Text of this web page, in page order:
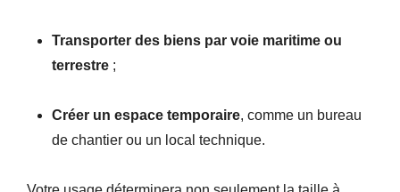
Transporter des biens par voie maritime ou
terrestre ;
Créer un espace temporaire, comme un bureau
de chantier ou un local technique.